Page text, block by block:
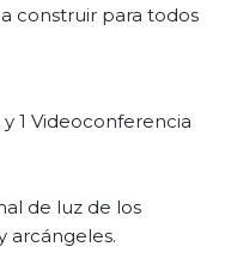
construir para todos
1 Videoconferencia
de luz de los
arcángeles.